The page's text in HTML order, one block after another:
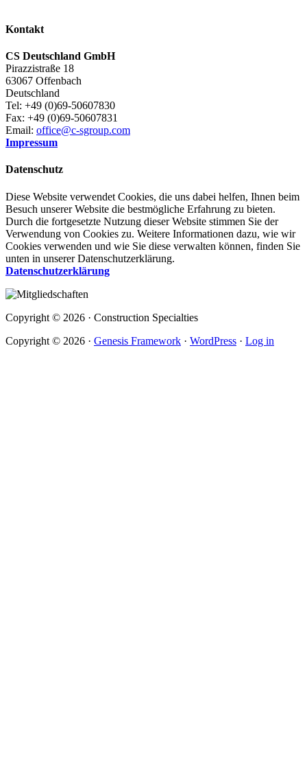
Kontakt
CS Deutschland GmbH
Pirazzistraße 18
63067 Offenbach
Deutschland
Tel: +49 (0)69-50607830
Fax: +49 (0)69-50607831
Email: office@c-sgroup.com
Impressum
Datenschutz
Diese Website verwendet Cookies, die uns dabei helfen, Ihnen beim
Besuch unserer Website die bestmögliche Erfahrung zu bieten.
Durch die fortgesetzte Nutzung dieser Website stimmen Sie der
Verwendung von Cookies zu. Weitere Informationen dazu, wie wir
Cookies verwenden und wie Sie diese verwalten können, finden Sie
unten in unserer Datenschutzerklärung.
Datenschutzerklärung
Copyright © 2026 · Construction Specialties
Copyright © 2026 · Genesis Framework · WordPress · Log in